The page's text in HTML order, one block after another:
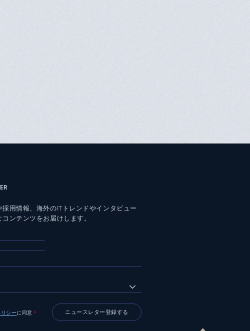
採用情報、海外のITトレンドやインタビュー
ンテンツをお届けします。
シーに同意 ＊